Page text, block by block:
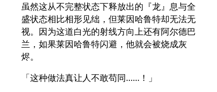
虽然这从不完整状态下释放出的『龙』息与全
盛状态相比相形见绌，但莱因哈鲁特却无法无
视。因为这道白光的射线方向上还有阿尔德巴
兰，如果莱因哈鲁特闪避，他就会被烧成灰
烬。
「这种做法真让人不敢苟同……！」